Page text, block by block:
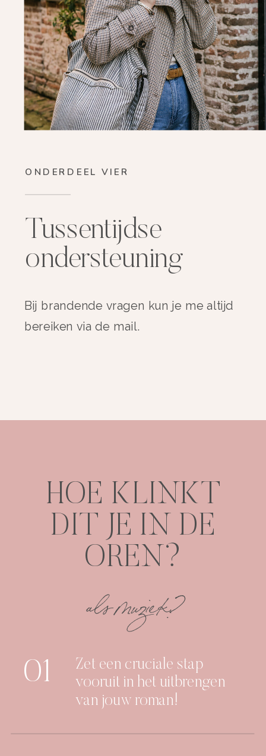
Bij brandende vragen kun je me altijd
bereiken via de mail.
Tussentijdse
ondersteuning
ONDERDEEL VIER
Zet een cruciale stap
vooruit in het uitbrengen
van jouw roman!
HOE KLINKT
DIT JE IN DE
OREN?
01
als muziek?